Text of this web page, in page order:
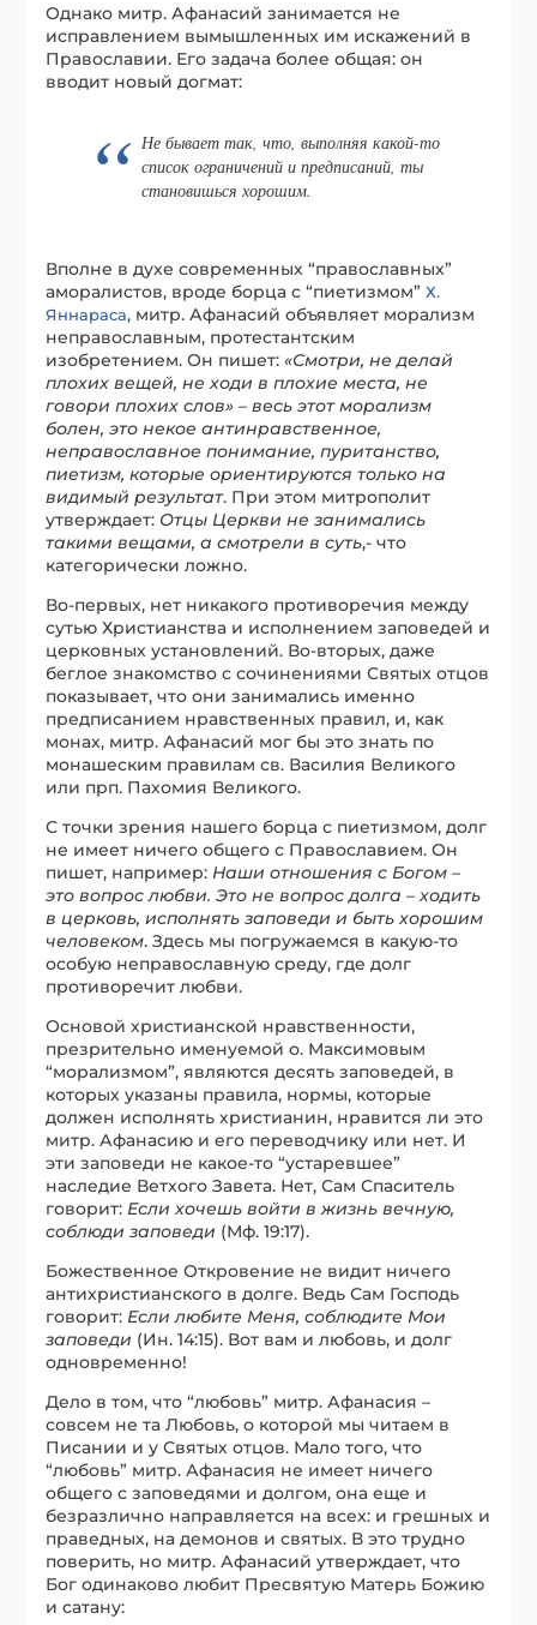
Однако митр. Афанасий занимается не
исправлением вымышленных им искажений в
Православии. Его задача более общая: он
вводит новый догмат:
Не бывает так, что, выполняя какой-то
список ограничений и предписаний, ты
становишься хорошим.
Вполне в духе современных “православных”
аморалистов, вроде борца с “пиетизмом”Х.
Яннараса, митр. Афанасий объявляет морализм
неправославным, протестантским
изобретением. Он пишет:«Смотри, не делай
плохих вещей, не ходи в плохие места, не
говори плохих слов» – весь этот морализм
болен, это некое антинравственное,
неправославное понимание, пуританство,
пиетизм, которые ориентируются только на
видимый результат. При этом митрополит
утверждает: Отцы Церкви не занимались
такими вещами, а смотрели в суть,- что
категорически ложно.
Во-первых, нет никакого противоречия между
сутью Христианства и исполнением заповедей и
церковных установлений. Во-вторых, даже
беглое знакомство с сочинениями Святых отцов
показывает, что они занимались именно
предписанием нравственных правил, и, как
монах, митр. Афанасий мог бы это знать по
монашеским правилам св. Василия Великого
или прп. Пахомия Великого.
С точки зрения нашего борца с пиетизмом, долг
не имеет ничего общего с Православием. Он
пишет, например: Наши отношения с Богом –
это вопрос любви. Это не вопрос долга – ходить
в церковь, исполнять заповеди и быть хорошим
человеком. Здесь мы погружаемся в какую-то
особую неправославную среду, где долг
противоречит любви.
Основой христианской нравственности,
презрительно именуемой о. Максимовым
“морализмом”, являются десять заповедей, в
которых указаны правила, нормы, которые
должен исполнять христианин, нравится ли это
митр. Афанасию и его переводчику или нет. И
эти заповеди не какое-то “устаревшее”
наследие Ветхого Завета. Нет, Сам Спаситель
говорит: Если хочешь войти в жизнь вечную,
соблюди заповеди (Мф. 19:17).
Божественное Откровение не видит ничего
антихристианского в долге. Ведь Сам Господь
говорит: Если любите Меня, соблюдите Мои
заповеди (Ин. 14:15). Вот вам и любовь, и долг
одновременно!
Дело в том, что “любовь” митр. Афанасия –
совсем не та Любовь, о которой мы читаем в
Писании и у Святых отцов. Мало того, что
“любовь” митр. Афанасия не имеет ничего
общего с заповедями и долгом, она еще и
безразлично направляется на всех: и грешных и
праведных, на демонов и святых. В это трудно
поверить, но митр. Афанасий утверждает, что
Бог одинаково любит Пресвятую Матерь Божию
и сатану: